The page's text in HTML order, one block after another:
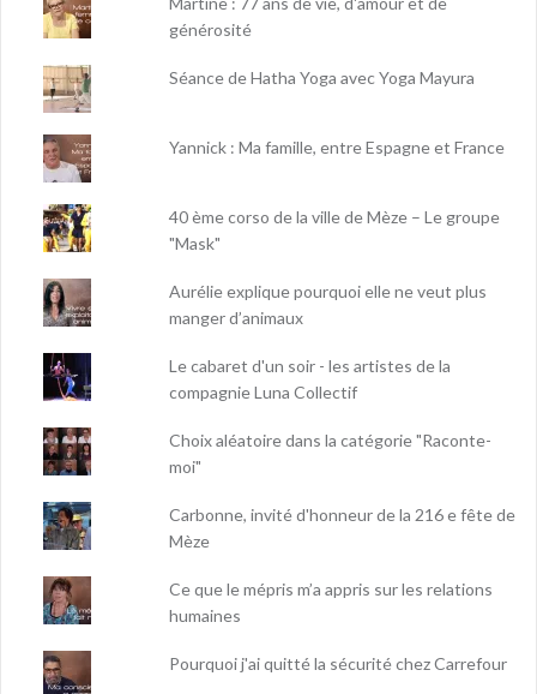
générosité
Séance de Hatha Yoga avec Yoga Mayura
Yannick : Ma famille, entre Espagne et France
40 ème corso de la ville de Mèze – Le groupe
"Mask"
Aurélie explique pourquoi elle ne veut plus
manger d’animaux
Le cabaret d'un soir - les artistes de la
compagnie Luna Collectif
Choix aléatoire dans la catégorie "Raconte-
moi"
Carbonne, invité d'honneur de la 216 e fête de
Mèze
Ce que le mépris m’a appris sur les relations
humaines
Pourquoi j'ai quitté la sécurité chez Carrefour